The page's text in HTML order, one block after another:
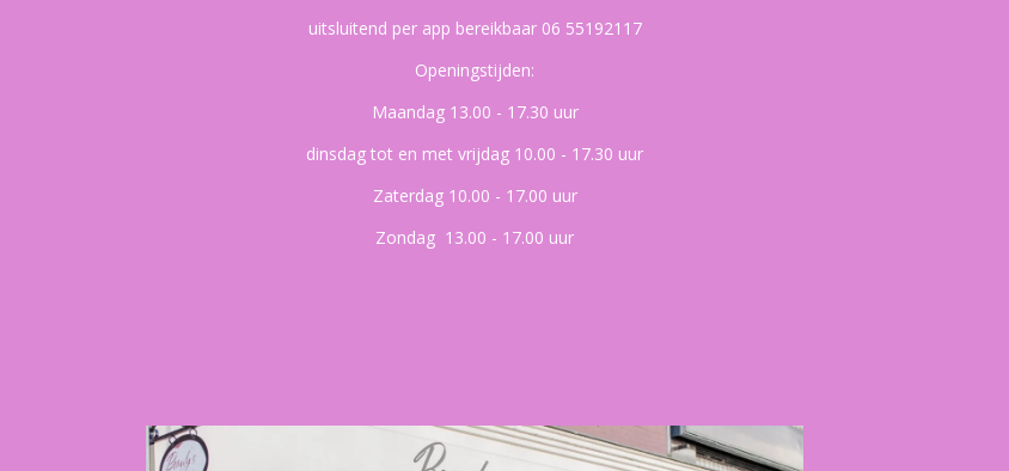
uitsluitend per app bereikbaar 06 55192117
Openingstijden:
Maandag 13.00 - 17.30 uur
dinsdag tot en met vrijdag 10.00 - 17.30 uur
Zaterdag 10.00 - 17.00 uur
Zondag 13.00 - 17.00 uur